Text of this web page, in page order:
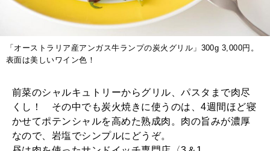
「オーストラリア産アンガス牛ランプの炭火グリル」300g 3,000円。
表面は美しいワイン色！
前菜のシャルキュトリーからグリル、パスタまで肉尽
くし！ その中でも炭火焼きに使うのは、4週間ほど寝
かせてポテンシャルを高めた熟成肉。肉の旨みが濃厚
なので、岩塩でシンプルにどうぞ。